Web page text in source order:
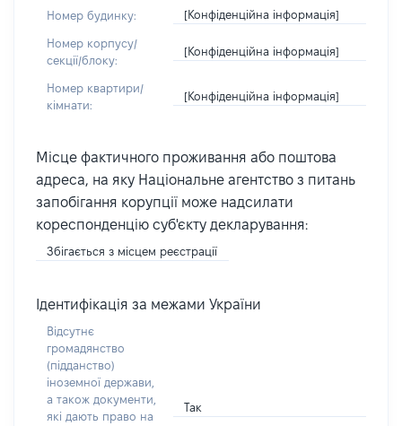
Номер будинку: [Конфіденційна інформація]
Номер корпусу/
секції/блоку:
[Конфіденційна інформація]
Номер квартири/
кімнати:
[Конфіденційна інформація]
Місце фактичного проживання або поштова
адреса, на яку Національне агентство з питань
запобігання корупції може надсилати
кореспонденцію суб'єкту декларування:
Збігається з місцем реєстрації
Ідентифікація за межами України
Відсутнє
громадянство
(підданство)
іноземної держави,
а також документи,
які дають право на
Так